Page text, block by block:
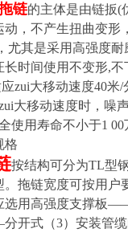
链的主体是由链扳(
动，不产生扭曲变形
尤其是采用高强度
长时间使用不变形,不
zui大移动速度40米/
大移动速度时，噪
使用寿命不小于1 00
格
按结构可分为TL型
。拖链宽度可按用
选用高强度支撑板
开式（3）安装管